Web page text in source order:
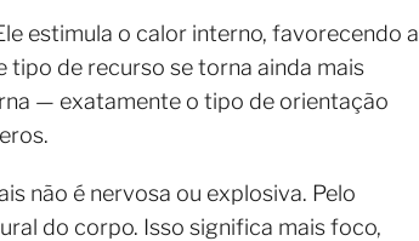
estimula o calor interno, favorecendo a
tipo de recurso se torna ainda mais
— exatamente o tipo de orientação
não é nervosa ou explosiva. Pelo
do corpo. Isso significa mais foco,